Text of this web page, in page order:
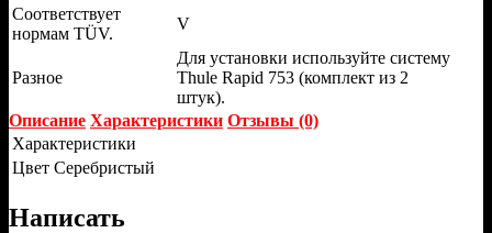
Соответствует
нормам TÜV.
V
Разное
Для установки используйте систему
Thule Rapid 753 (комплект из 2
штук).
Описание Характеристики Отзывы (0)
Характеристики
Цвет Серебристый
Написать